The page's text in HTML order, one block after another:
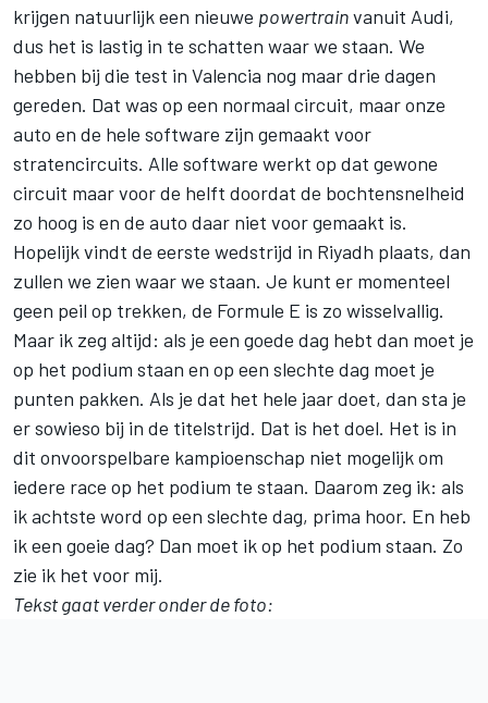
krijgen natuurlijk een nieuwe powertrainvanuit Audi,
dus het is lastig in te schatten waar we staan. We
hebben bij die test in Valencia nog maar drie dagen
gereden. Dat was op een normaal circuit, maar onze
auto en de hele software zijn gemaakt voor
stratencircuits. Alle software werkt op dat gewone
circuit maar voor de helft doordat de bochtensnelheid
zo hoog is en de auto daar niet voor gemaakt is.
Hopelijk vindt de eerste wedstrijd in Riyadh plaats, dan
zullen we zien waar we staan. Je kunt er momenteel
geen peil op trekken, de Formule E is zo wisselvallig.
Maar ik zeg altijd: als je een goede dag hebt dan moet je
op het podium staan en op een slechte dag moet je
punten pakken. Als je dat het hele jaar doet, dan sta je
er sowieso bij in de titelstrijd. Dat is het doel. Het is in
dit onvoorspelbare kampioenschap niet mogelijk om
iedere race op het podium te staan. Daarom zeg ik: als
ik achtste word op een slechte dag, prima hoor. En heb
ik een goeie dag? Dan moet ik op het podium staan. Zo
zie ik het voor mij.
Tekst gaat verder onder de foto: